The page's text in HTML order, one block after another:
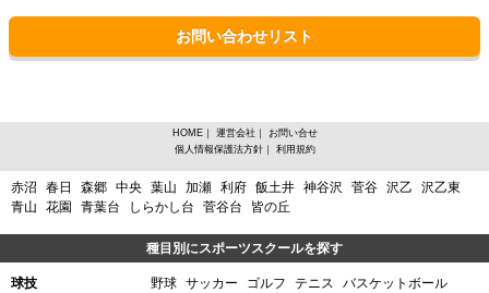
お問い合わせリスト
宮城県宮城郡利府町、柔道からスポーツスクールを探す
赤沼 春日 森郷 中央 葉山 加瀬 利府 飯土井 神谷沢 菅谷 沢乙
沢乙東
青山
花園 青葉台 しらかし台 菅谷台 皆の丘
種目別にスポーツスクールを探す
球技 野球 サッカー ゴルフ テニス
バスケットボール
HOME｜ 運営会社 ｜
お問い合せ
個人情報保護法方針｜ 利用規約